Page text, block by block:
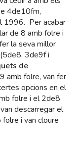
4de10fm,
1996. Per acabar
de 8 amb folre i
la seva millor
3de9f i
de
amb folre, van fer
opcions en el
folre i el 2de8
van descarregar el
i van cloure